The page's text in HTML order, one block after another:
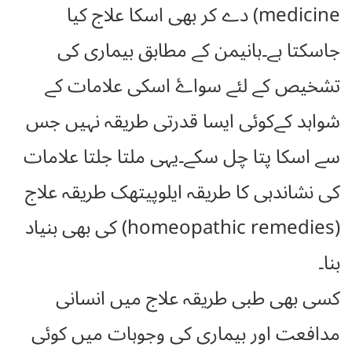
medicine) دے کر بھی اسکا علاج کیا
جاسکتا ہے۔ہانیمن کے مطابق بیماری کی
تشخیص کے لئے سواۓ اسکی علامات کے
شواہد کےکوئی ایسا قدرتی طریقہ نہیں جس
سے اسکا پتا چل سکے۔یہی ملتا جلتا علامات
کی نشاندہی کا طریقہ ایلوپیتھک طریقہ علاج
(homeopathic remedies) کی بھی بنیاد
بنا۔
کسی بھی طبی طریقہ علاج میں انسانی
مدافعت اور بیماری کی وجوہات میں کوئی